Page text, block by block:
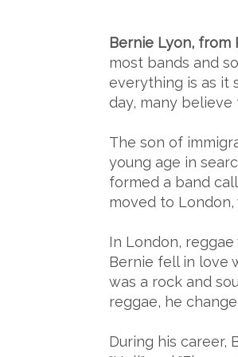
Bernie Lyon,
most bands and
everything is as it
day, many believe
The son of
young age in
formed a band
moved to London,
In London,
Bernie fell in love
was a rock and
reggae, he
During his career,